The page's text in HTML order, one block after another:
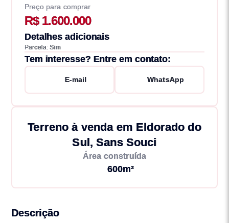
Preço para comprar
R$ 1.600.000
Detalhes adicionais
Parcela: Sim
Tem interesse? Entre em contato:
E-mail WhatsApp
Terreno à venda em Eldorado do
Sul, Sans Souci
Área construída
600m²
Descrição